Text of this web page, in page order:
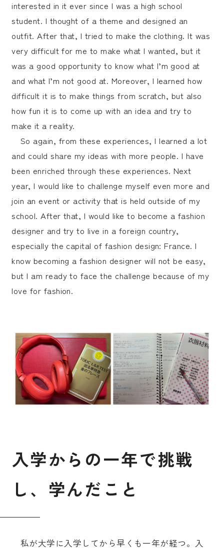
interested in it ever since I was a high school
student. I thought of a theme and designed an
outfit. After that, I tried to make the clothing. It was
very difficult for me to make what I wanted, but it
was a good opportunity to know what I’m good at
and what I’m not good at. Moreover, I learned how
difficult it is to make things from scratch, but also
how fun it is to come up with an idea and try to
make it a reality.
So again, from these experiences, I learned a lot
and could share my ideas with more people. I have
been enriched through these experiences. Next
year, I would like to challenge myself even more and
join an event or activity that is held outside of my
school. After that, I would like to become a fashion
designer and try to live in a foreign country,
especially the capital of fashion design: France. I
know becoming a fashion designer will not be easy,
but I am ready to face the challenge because of my
love for fashion.
入学から の一年で挑戦
し 、 学んだ こ と
私が大学に入学してから早くも一年が経つ。入